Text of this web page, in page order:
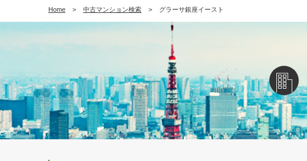
Home 中古マンション検索 グラーサ銀座イースト